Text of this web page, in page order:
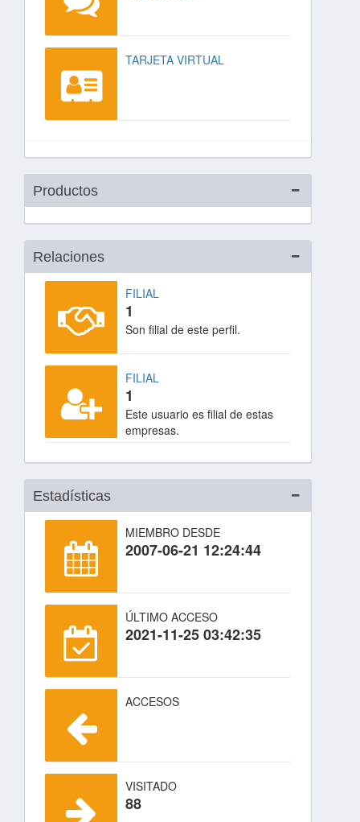
TARJETA VIRTUAL
Productos
Relaciones
FILIAL
1
Son filial de este perfil.
FILIAL
1
Este usuario es filial de estas
empresas.
Estadísticas
MIEMBRO DESDE
2007-06-21 12:24:44
ÚLTIMO ACCESO
2021-11-25 03:42:35
ACCESOS
VISITADO
88